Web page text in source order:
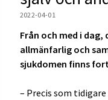
2022-04-01
Från och med i
allmänfarlig och
sjukdomen finns
– Precis som